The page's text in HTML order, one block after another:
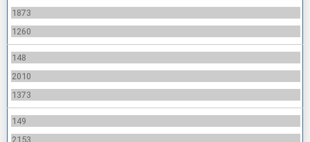
1873
1260
148
2010
1373
149
2153